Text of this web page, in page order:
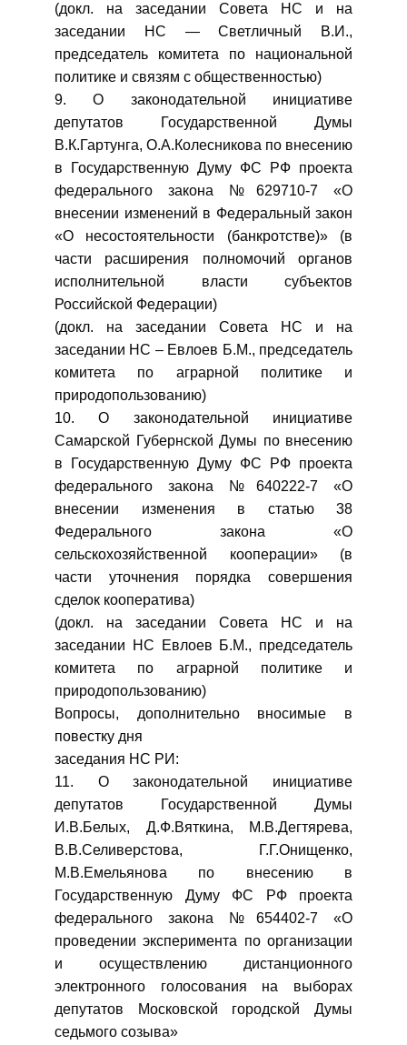
(докл. на заседании Совета НС и на
заседании НС — Светличный В.И.,
председатель комитета по национальной
политике и связям с общественностью)
9. О законодательной инициативе
депутатов Государственной Думы
В.К.Гартунга, О.А.Колесникова по внесению
в Государственную Думу ФС РФ проекта
федерального закона №629710-7 «О
внесении изменений в Федеральный закон
«О несостоятельности (банкротстве)» (в
части расширения полномочий органов
исполнительной власти субъектов
Российской Федерации)
(докл. на заседании Совета НС и на
заседании НС – Евлоев Б.М., председатель
комитета по аграрной политике и
природопользованию)
10. О законодательной инициативе
Самарской Губернской Думы по внесению
в Государственную Думу ФС РФ проекта
федерального закона №640222-7 «О
внесении изменения в статью 38
Федерального закона «О
сельскохозяйственной кооперации» (в
части уточнения порядка совершения
сделок кооператива)
(докл. на заседании Совета НС и на
заседании НС Евлоев Б.М., председатель
комитета по аграрной политике и
природопользованию)
Вопросы, дополнительно вносимые в
повестку дня
заседания НС РИ:
11. О законодательной инициативе
депутатов Государственной Думы
И.В.Белых, Д.Ф.Вяткина, М.В.Дегтярева,
В.В.Селиверстова, Г.Г.Онищенко,
М.В.Емельянова по внесению в
Государственную Думу ФС РФ проекта
федерального закона №654402-7 «О
проведении эксперимента по организации
и осуществлению дистанционного
электронного голосования на выборах
депутатов Московской городской Думы
седьмого созыва»